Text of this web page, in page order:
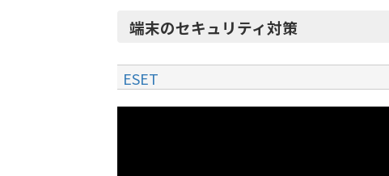
端末のセキュリティ対策
ESET